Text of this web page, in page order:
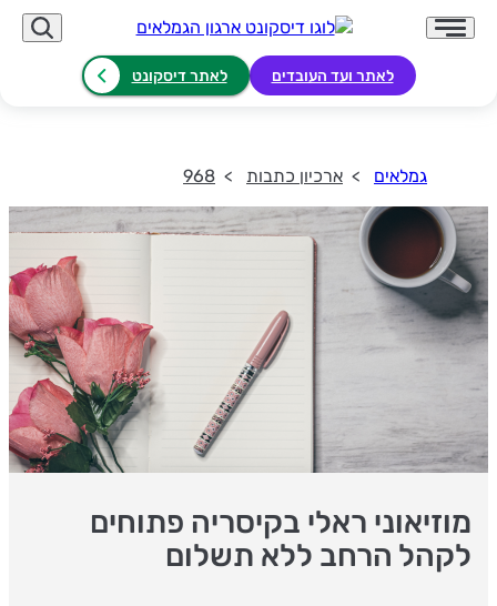
לאתר ועד העובדים לאתר דיסקונט
גמלאים ארכיון כתבות 968
מוזיאוני ראלי בקיסריה פתוחים
לקהל הרחב ללא תשלום